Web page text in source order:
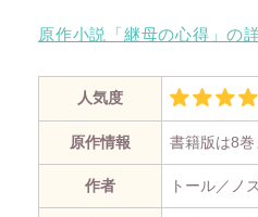
原作小説「継母の心得」の
人気度
原作情報 書籍版は8巻
作者 トール／ノ